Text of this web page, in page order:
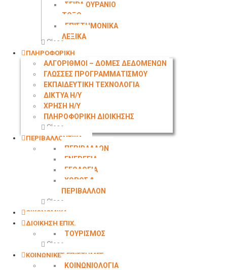
ΣΕΙΡΑ ΟΥΡΑΝΙΟ
ΤΟΞΟ
ΕΠΙΣΤΗΜΟΝΙΚΑ
ΛΕΞΙΚΑ
Close
ΠΛΗΡΟΦΟΡΙΚΗ
ΑΛΓΟΡΙΘΜΟΙ – ΔΟΜΕΣ ΔΕΔΟΜΕΝΩΝ
ΓΛΩΣΣΕΣ ΠΡΟΓΡΑΜΜΑΤΙΣΜΟΥ
ΕΚΠΑΙΔΕΥΤΙΚΗ ΤΕΧΝΟΛΟΓΙΑ
ΔΙΚΤΥΑ Η/Υ
ΧΡΗΣΗ Η/Υ
ΠΛΗΡΟΦΟΡΙΚΗ ΔΙΟΙΚΗΣΗΣ
Close
ΠΕΡΙΒΑΛΛΟΝΤΙΚΑ
ΠΕΡΙΒΑΛΛΟΝ
ΕΝΕΡΓΕΙΑ
ΓΕΩΛOΓΙΑ
ΧΩΡΟΣ &
ΠΕΡΙΒΑΛΛΟΝ
Close
ΟΙΚΟΝΟΜΙΚΑ
ΔΙΟΙΚΗΣΗ ΕΠΙΧ.
ΤΟΥΡΙΣΜΟΣ
Close
ΚΟΙΝΩΝΙΚΕΣ ΕΠΙΣΤΗΜΕΣ
ΚΟΙΝΩΝΙΟΛΟΓΙΑ